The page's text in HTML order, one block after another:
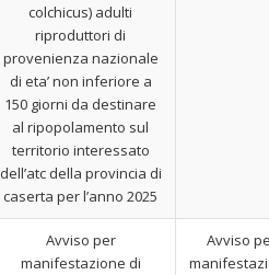
colchicus) adulti
riproduttori di
provenienza nazionale
di eta’ non inferiore a
150 giorni da destinare
al ripopolamento sul
territorio interessato
dell’atc della provincia di
caserta per l’anno 2025
Avviso per
manifestazione di
Avviso